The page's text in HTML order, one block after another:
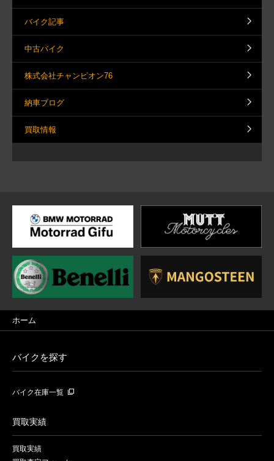
バイク記事
中古バイク
株式会社チャンピオン76
納車ブログ
買取情報
ホーム
バイクを探す
バイク在庫一覧
買取実績
買取実績